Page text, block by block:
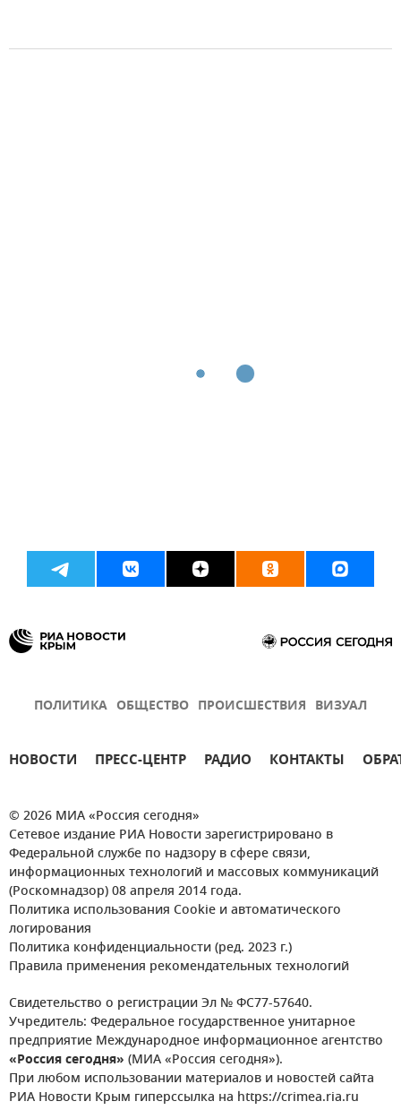
ПОЛИТИКА ОБЩЕСТВО ПРОИСШЕСТВИЯ ВИЗУАЛ
НОВОСТИ ПРЕСС-ЦЕНТР РАДИО КОНТАКТЫ
© 2026 МИА «Россия сегодня»
Сетевое издание РИА Новости зарегистрировано в
Федеральной службе по надзору в сфере связи,
информационных технологий и массовых коммуникаций
(Роскомнадзор) 08 апреля 2014 года.
Политика использования Cookie и автоматического
логирования
Политика конфиденциальности (ред. 2023 г.)
Правила применения рекомендательных технологий
Свидетельство о регистрации Эл № ФС77-57640.
Учредитель: Федеральное государственное унитарное
предприятие Международное информационное агентство
«Россия сегодня» (МИА «Россия сегодня»).
При любом использовании материалов и новостей сайта
РИА Новости Крым гиперссылка на https://crimea.ria.ru